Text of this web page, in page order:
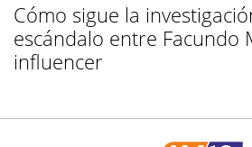
Cómo sigue la
escándalo entre Facundo
influencer